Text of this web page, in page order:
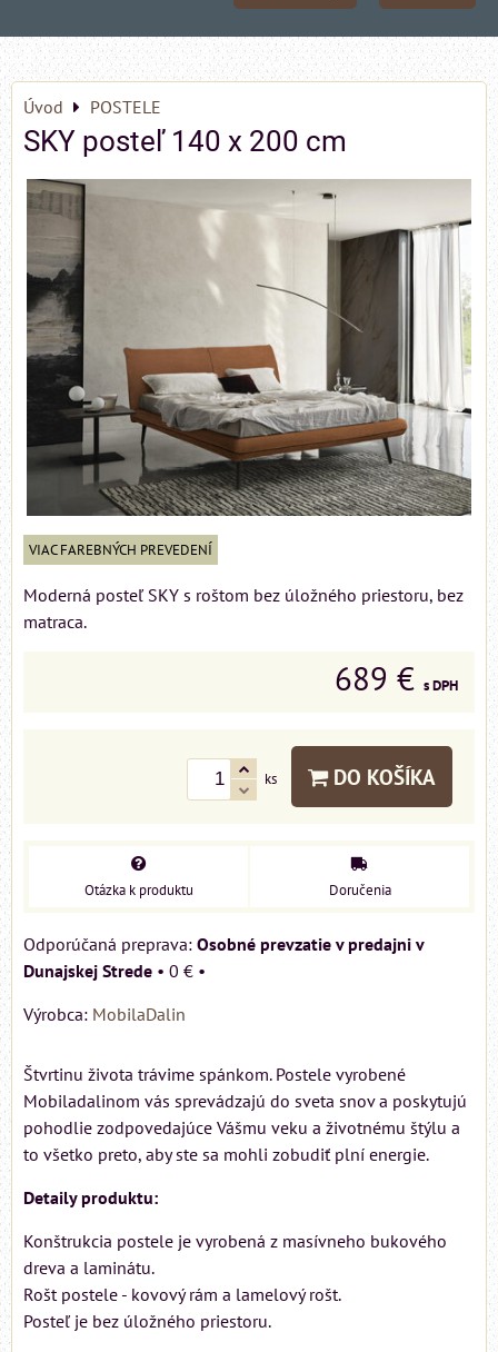
Úvod POSTELE
SKY posteľ 140 x 200 cm
VIAC FAREBNÝCH PREVEDENÍ
Moderná posteľ SKY s roštom bez úložného priestoru, bez
matraca.
689 € s DPH
ks DO KOŠÍKA
Otázka k produktu Doručenia
Osobné prevzatie v predajni v
Dunajskej Strede • 0 € •
Výrobca: MobilaDalin
Štvrtinu života trávime spánkom. Postele vyrobené
Mobiladalinom vás sprevádzajú do sveta snov a poskytujú
pohodlie zodpovedajúce Vášmu veku a životnému štýlu a
to všetko preto, aby ste sa mohli zobudiť plní energie.
Detaily produktu:
Konštrukcia postele je vyrobená z masívneho bukového
dreva a laminátu.
Rošt postele - kovový rám a lamelový rošt.
Posteľ je bez úložného priestoru.